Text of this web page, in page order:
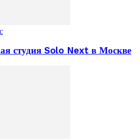
студия Solo Next в Москве